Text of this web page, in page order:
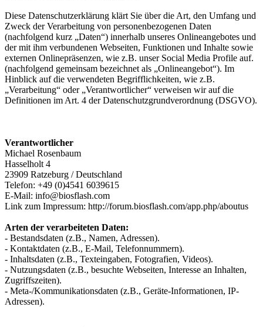
Diese Datenschutzerklärung klärt Sie über die Art, den Umfang und
Zweck der Verarbeitung von personenbezogenen Daten
(nachfolgend kurz „Daten“) innerhalb unseres Onlineangebotes und
der mit ihm verbundenen Webseiten, Funktionen und Inhalte sowie
externen Onlinepräsenzen, wie z.B. unser Social Media Profile auf.
(nachfolgend gemeinsam bezeichnet als „Onlineangebot“). Im
Hinblick auf die verwendeten Begrifflichkeiten, wie z.B.
„Verarbeitung“ oder „Verantwortlicher“ verweisen wir auf die
Definitionen im Art. 4 der Datenschutzgrundverordnung (DSGVO).
Verantwortlicher
Michael Rosenbaum
Hasselholt 4
23909 Ratzeburg / Deutschland
Telefon: +49 (0)4541 6039615
E-Mail: info@biosflash.com
Link zum Impressum: http://forum.biosflash.com/app.php/aboutus
Arten der verarbeiteten Daten:
- Bestandsdaten (z.B., Namen, Adressen).
- Kontaktdaten (z.B., E-Mail, Telefonnummern).
- Inhaltsdaten (z.B., Texteingaben, Fotografien, Videos).
- Nutzungsdaten (z.B., besuchte Webseiten, Interesse an Inhalten,
Zugriffszeiten).
- Meta-/Kommunikationsdaten (z.B., Geräte-Informationen, IP-
Adressen).